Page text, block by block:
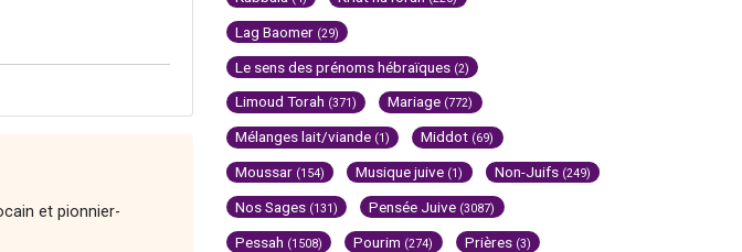
et pionnier-
Lag Baomer (29)
Le sens des prénoms hébraïques (2)
Limoud Torah (371) Mariage (772)
Mélanges lait/viande (1) Middot (69)
Moussar (154) Musique juive (1) Non-Juifs (249)
Nos Sages (131) Pensée Juive (3087)
Pessah (1508) Pourim (274) Prières (3)